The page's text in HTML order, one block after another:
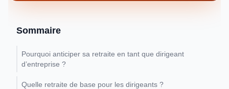
Sommaire
Pourquoi anticiper sa retraite en tant que dirigeant
d’entreprise ?
Quelle retraite de base pour les dirigeants ?